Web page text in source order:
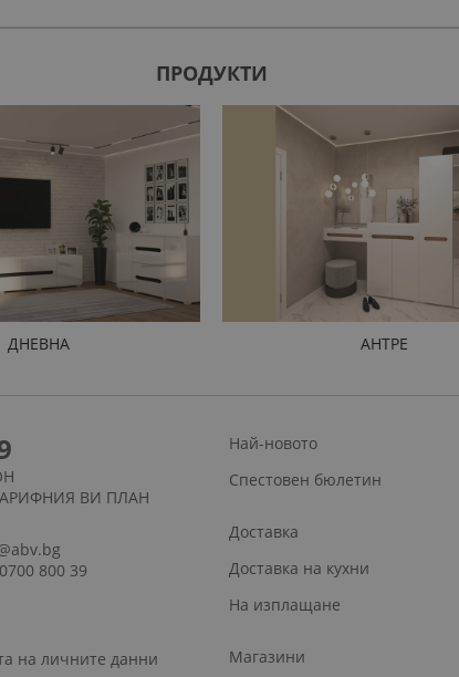
ПРОДУКТИ
ДНЕВНА АНТРЕ
ВИ ПЛАН
800 39
на личните данни
Най-новото
Спестовен бюлетин
Доставка
Доставка на кухни
На изплащане
Магазини